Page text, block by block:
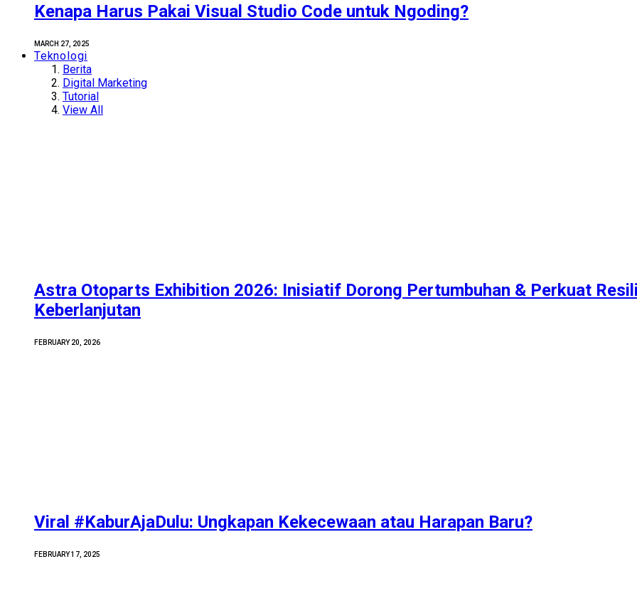
Kenapa Harus Pakai Visual Studio Code untuk Ngoding?
MARCH 27, 2025
Teknologi
Berita
Digital Marketing
Tutorial
View All
Astra Otoparts Exhibition 2026: Inisiatif Dorong Pertumbuhan & Perkuat
Keberlanjutan
FEBRUARY 20, 2026
Viral #KaburAjaDulu: Ungkapan Kekecewaan atau Harapan Baru?
FEBRUARY 17, 2025